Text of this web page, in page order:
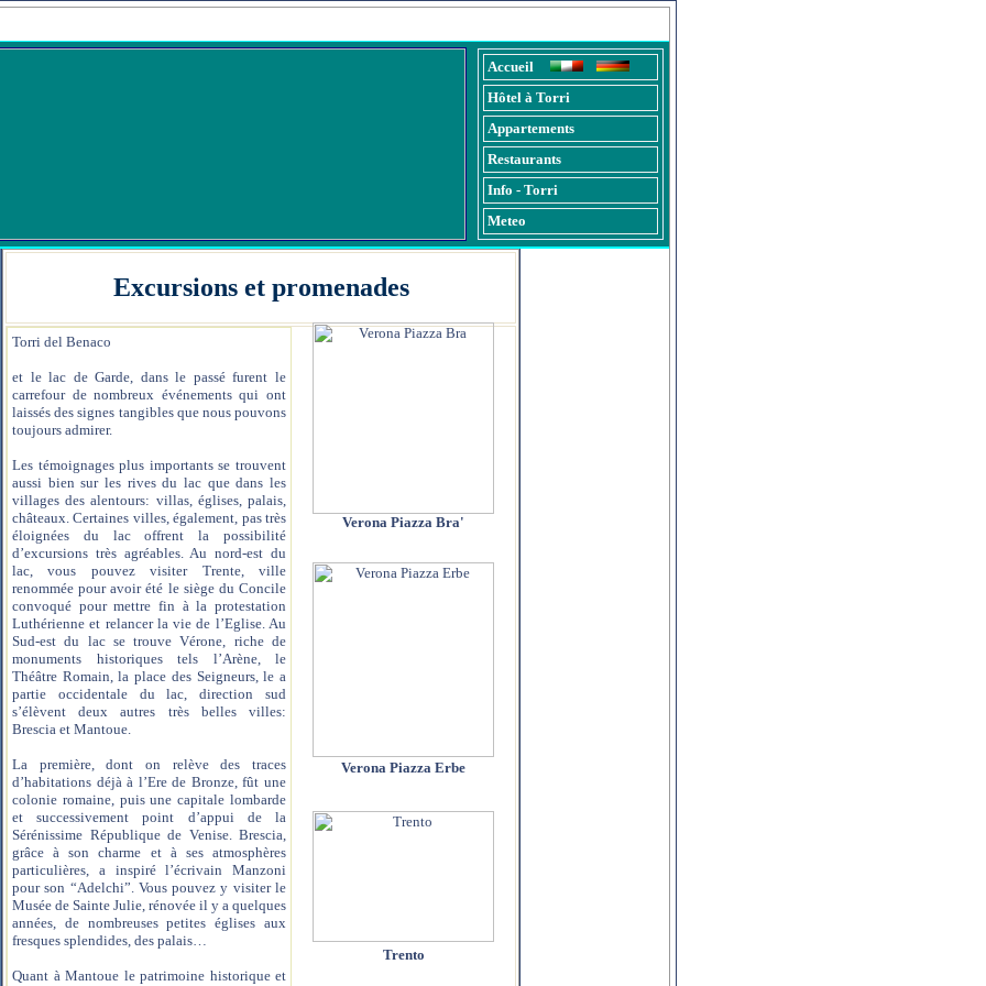
Accueil
Hôtel à Torri
Appartements
Restaurants
Info - Torri
Meteo
Excursions et promenades
Torri del Benaco
et le lac de Garde, dans le passé furent le
carrefour de nombreux événements qui ont
laissés des signes tangibles que nous pouvons
toujours admirer.
Les témoignages plus importants se trouvent
aussi bien sur les rives du lac que dans les
villages des alentours: villas, églises, palais,
châteaux. Certaines villes, également, pas très
éloignées du lac offrent la possibilité
d’excursions très agréables. Au nord-est du
lac, vous pouvez visiter Trente, ville
renommée pour avoir été le siège du Concile
convoqué pour mettre fin à la protestation
Luthérienne et relancer la vie de l’Eglise. Au
Sud-est du lac se trouve Vérone, riche de
monuments historiques tels l’Arène, le
Théâtre Romain, la place des Seigneurs, le a
partie occidentale du lac, direction sud
s’élèvent deux autres très belles villes:
Brescia et Mantoue.
La première, dont on relève des traces
d’habitations déjà à l’Ere de Bronze, fût une
colonie romaine, puis une capitale lombarde
et successivement point d’appui de la
Sérénissime République de Venise. Brescia,
grâce à son charme et à ses atmosphères
particulières, a inspiré l’écrivain Manzoni
pour son “Adelchi”. Vous pouvez y visiter le
Musée de Sainte Julie, rénovée il y a quelques
années, de nombreuses petites églises aux
fresques splendides, des palais…
Quant à Mantoue le patrimoine historique et
Verona Piazza Bra'
Verona Piazza Erbe
Trento